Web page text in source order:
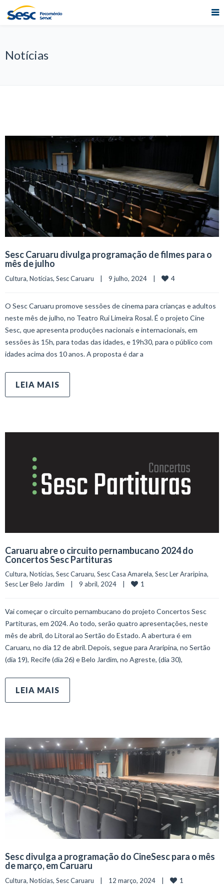
Notícias
Sesc Caruaru divulga programação de filmes para o
mês de julho
Cultura, Notícias, Sesc Caruaru
    |    9 julho, 2024    |
4
O Sesc Caruaru promove sessões de cinema para crianças e adultos
neste mês de julho, no Teatro Rui Limeira Rosal. É o projeto Cine
Sesc, que apresenta produções nacionais e internacionais, em
sessões às 15h, para todas das idades, e 19h30, para o público com
idades acima dos 10 anos. A proposta é dar a
LEIA MAIS
Caruaru abre o circuito pernambucano 2024 do
Concertos Sesc Partituras
Cultura, Notícias, Sesc Caruaru, Sesc Casa Amarela, Sesc Ler Araripina
Sesc Ler Belo Jardim
    |    9 abril, 2024    |
1
Vai começar o circuito pernambucano do projeto Concertos Sesc
Partituras, em 2024. Ao todo, serão quatro apresentações, neste
mês de abril, do Litoral ao Sertão do Estado. A abertura é em
Caruaru, no dia 12 de abril. Depois, segue para Araripina, no Sertão
(dia 19), Recife (dia 26) e Belo Jardim, no Agreste, (dia 30),
LEIA MAIS
Sesc divulga a programação do CineSesc para o mês
de março, em Caruaru
Cultura, Notícias, Sesc Caruaru
    |    12 março, 2024    |
1